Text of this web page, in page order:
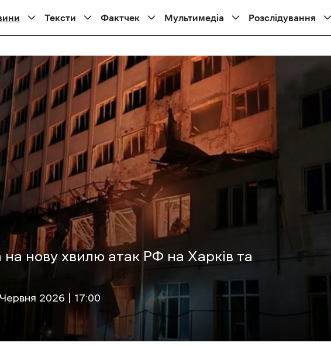
Тексти Фактчек Мультимедіа Розслідування
нову хвилю атак РФ на Харків та
2026 | 17:00